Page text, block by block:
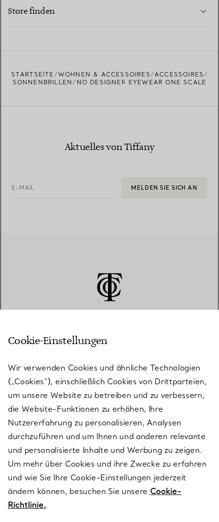
Store finden
STARTSEITE WOHNEN & ACCESSOIRES
ACCESSOIRES
SONNENBRILLEN
NO DESIGNER EYEWEAR ONE SCALE
Aktuelles von Tiffany
E-MAIL MELDEN SIE SICH AN
KUNDENSERVICE
SERVICES
ÜBER TIFFANY & CO.
RECHTLICHE HINWEISE
FOLGEN SIE UNS
Cookie-Einstellungen
Wir verwenden Cookies und ähnliche Technologien
(„Cookies“), einschließlich Cookies von Drittparteien,
um unsere Website zu betreiben und zu verbessern,
die Website-Funktionen zu erhöhen, Ihre
Nutzererfahrung zu personalisieren, Analysen
durchzuführen und um Ihnen und anderen relevante
und personalisierte Inhalte und Werbung zu zeigen.
Um mehr über Cookies und ihre Zwecke zu erfahren
und wie Sie Ihre Cookie-Einstellungen jederzeit
ändern können, besuchen Sie unsere Cookie-
Richtlinie.